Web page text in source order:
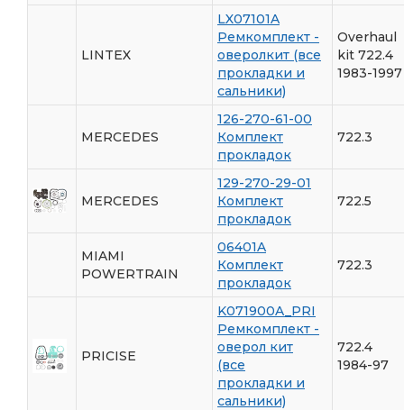
LINTEX
LX07101A
Ремкомплект -
оверолкит (все
прокладки и
сальники)
Overhaul
kit 722.4
1983-1997
MERCEDES
126-270-61-00
Комплект
прокладок
722.3
MERCEDES
129-270-29-01
Комплект
прокладок
722.5
MIAMI
POWERTRAIN
06401A
Комплект
прокладок
722.3
PRICISE
K071900A_PRI
Ремкомплект -
оверол кит
(все
прокладки и
сальники)
722.4
1984-97